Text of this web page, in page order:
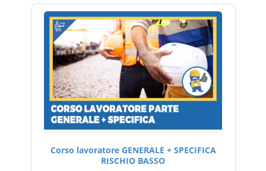
Corso lavoratore GENERALE + SPECIFICA
RISCHIO BASSO